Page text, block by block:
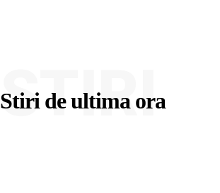
Stiri de ultima ora
STIRI